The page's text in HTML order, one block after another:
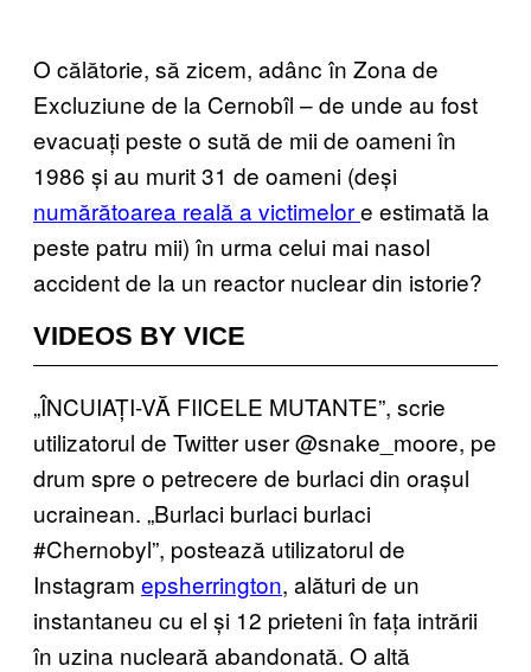
O călătorie, să zicem, adânc în Zona de
Excluziune de la Cernobîl – de unde au fost
evacuați peste o sută de mii de oameni în
1986 și au murit 31 de oameni (deși
numărătoarea reală a victimelore estimată la
peste patru mii) în urma celui mai nasol
accident de la un reactor nuclear din istorie?
VIDEOS BY VICE
„ÎNCUIAȚI-VĂ FIICELE MUTANTE”, scrie
utilizatorul de Twitter user @snake_moore, pe
drum spre o petrecere de burlaci din orașul
ucrainean. „Burlaci burlaci burlaci
#Chernobyl”, postează utilizatorul de
Instagram epsherrington, alături de un
instantaneu cu el și 12 prieteni în fața intrării
în uzina nucleară abandonată. O altă